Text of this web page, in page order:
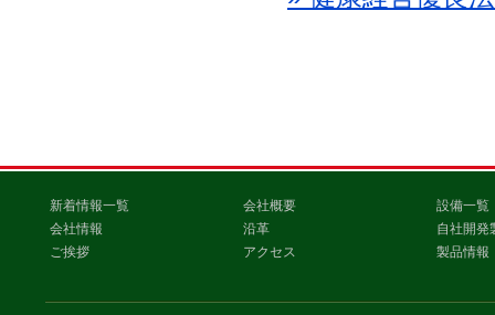
新着情報一覧
会社情報
ご挨拶
会社概要
沿革
アクセス
設備一覧
自社開発
製品情報